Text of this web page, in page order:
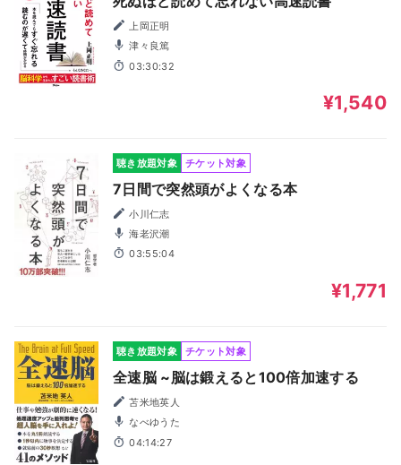
上岡正明
津々良篤
03:30:32
¥1,540
聴き放題対象 チケット対象
7日間で突然頭がよくなる本
小川仁志
海老沢潮
03:55:04
¥1,771
聴き放題対象 チケット対象
全速脳 ~脳は鍛えると100倍加速する
苫米地英人
なべゆうた
04:14:27